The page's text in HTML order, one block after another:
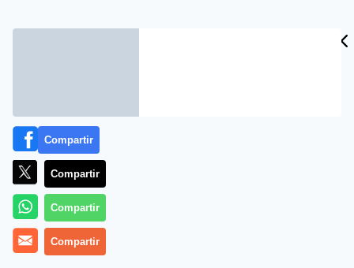
Compartir
Compartir
Compartir
Compartir